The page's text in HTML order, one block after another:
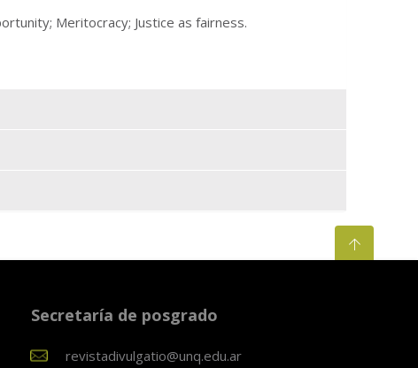
Meritocracy; Justice as fairness.
Secretaría de posgrado
revistadivulgatio@unq.edu.ar